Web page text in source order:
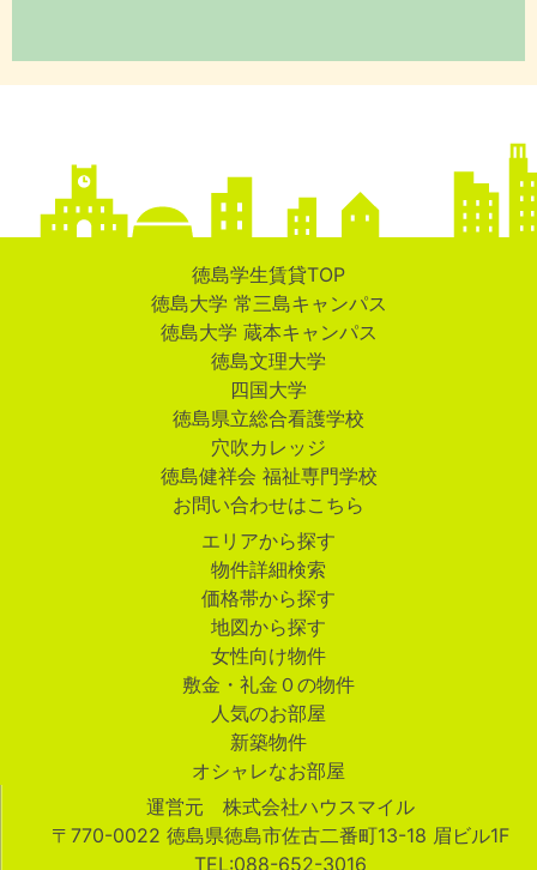
徳島学生賃貸TOP
徳島大学 常三島キャンパス
徳島大学 蔵本キャンパス
徳島文理大学
四国大学
徳島県立総合看護学校
穴吹カレッジ
徳島健祥会 福祉専門学校
お問い合わせはこちら
エリアから探す
物件詳細検索
価格帯から探す
地図から探す
女性向け物件
敷金・礼金０の物件
人気のお部屋
新築物件
オシャレなお部屋
運営元 株式会社ハウスマイル
〒770-0022 徳島県徳島市佐古二番町13-18 眉ビル1F
TEL:088-652-3016